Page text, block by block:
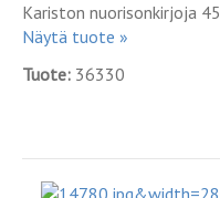
Kariston nuorisonkirjoja 45
Näytä tuote »
Tuote: 36330